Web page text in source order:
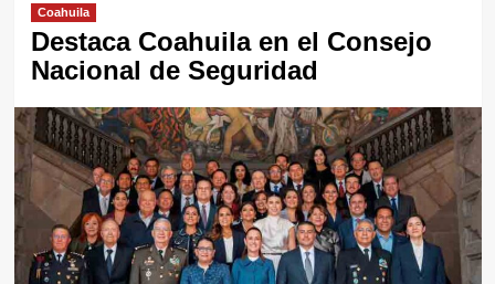
Coahuila
Destaca Coahuila en el Consejo
Nacional de Seguridad